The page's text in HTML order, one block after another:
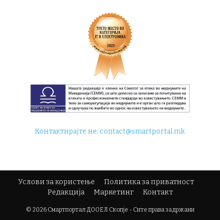
Контактирајте не:contact@smartportal.mk
Услови за користење
Политика за приватност
Редакција
Маркетинг Контакт
© 2026 Смартпортал ДООЕЛ Скопје - Сите права задржани